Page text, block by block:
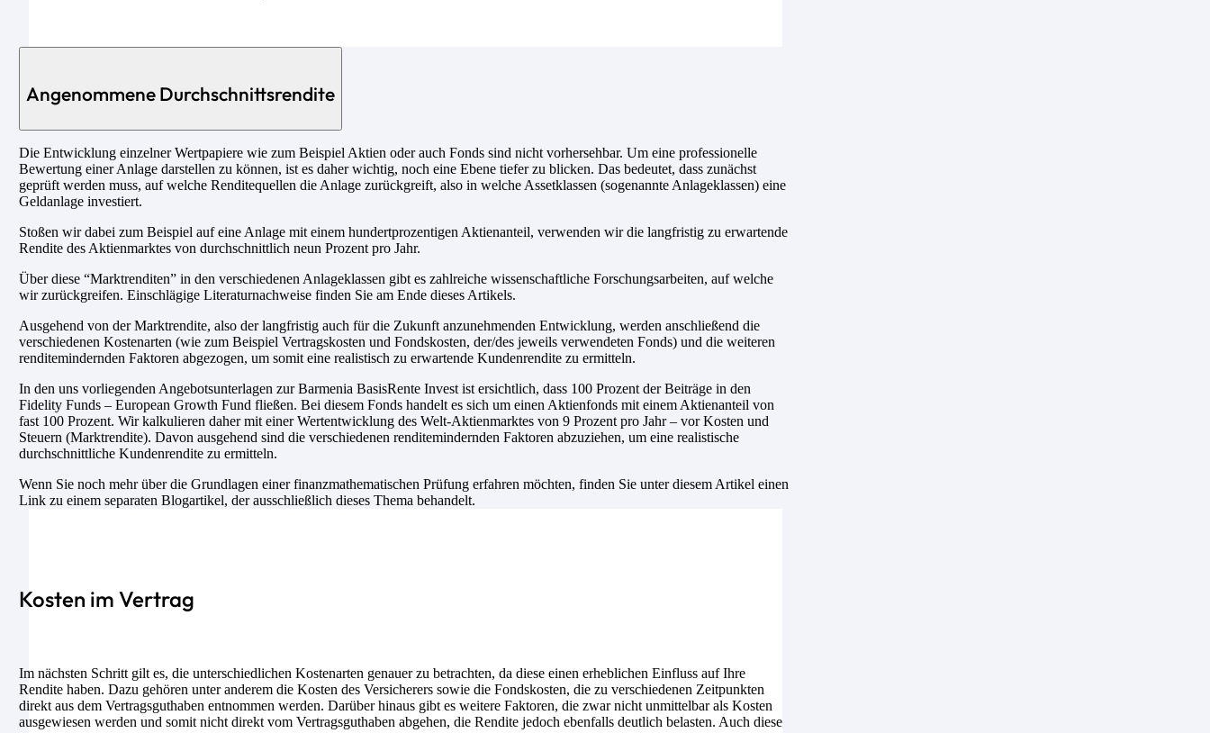
Angenommene Durchschnittsrendite
Die Entwicklung einzelner Wertpapiere wie zum Beispiel Aktien oder auch Fonds sind nicht vorhersehbar. Um eine professionelle
Bewertung einer Anlage darstellen zu können, ist es daher wichtig, noch eine Ebene tiefer zu blicken. Das bedeutet, dass zunächst
geprüft werden muss, auf welche Renditequellen die Anlage zurückgreift, also in welche Assetklassen (sogenannte Anlageklassen) eine
Geldanlage investiert.
Stoßen wir dabei zum Beispiel auf eine Anlage mit einem hundertprozentigen Aktienanteil, verwenden wir die langfristig zu erwartende
Rendite des Aktienmarktes von durchschnittlich neun Prozent pro Jahr.
Über diese “Marktrenditen” in den verschiedenen Anlageklassen gibt es zahlreiche wissenschaftliche Forschungsarbeiten, auf welche
wir zurückgreifen. Einschlägige Literaturnachweise finden Sie am Ende dieses Artikels.
Ausgehend von der Marktrendite, also der langfristig auch für die Zukunft anzunehmenden Entwicklung, werden anschließend die
verschiedenen Kostenarten (wie zum Beispiel Vertragskosten und Fondskosten, der/des jeweils verwendeten Fonds) und die weiteren
renditemindernden Faktoren abgezogen, um somit eine realistisch zu erwartende Kundenrendite zu ermitteln.
In den uns vorliegenden Angebotsunterlagen zur Barmenia BasisRente Invest ist ersichtlich, dass 100 Prozent der Beiträge in den
Fidelity Funds – European Growth Fund fließen. Bei diesem Fonds handelt es sich um einen Aktienfonds mit einem Aktienanteil von
fast 100 Prozent. Wir kalkulieren daher mit einer Wertentwicklung des Welt-Aktienmarktes von 9 Prozent pro Jahr – vor Kosten und
Steuern (Marktrendite). Davon ausgehend sind die verschiedenen renditemindernden Faktoren abzuziehen, um eine realistische
durchschnittliche Kundenrendite zu ermitteln.
Wenn Sie noch mehr über die Grundlagen einer finanzmathematischen Prüfung erfahren möchten, finden Sie unter diesem Artikel einen
Link zu einem separaten Blogartikel, der ausschließlich dieses Thema behandelt.
Kosten im Vertrag
Im nächsten Schritt gilt es, die unterschiedlichen Kostenarten genauer zu betrachten, da diese einen erheblichen Einfluss auf Ihre
Rendite haben. Dazu gehören unter anderem die Kosten des Versicherers sowie die Fondskosten, die zu verschiedenen Zeitpunkten
direkt aus dem Vertragsguthaben entnommen werden. Darüber hinaus gibt es weitere Faktoren, die zwar nicht unmittelbar als Kosten
ausgewiesen werden und somit nicht direkt vom Vertragsguthaben abgehen, die Rendite jedoch ebenfalls deutlich belasten. Auch diese